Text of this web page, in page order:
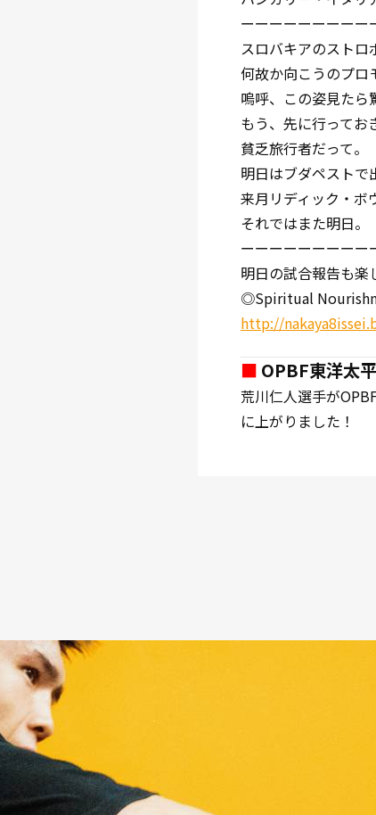
ーーーーーーーーー
スロバキアのストロ
何故か向こうのプロ
嗚呼、この姿見たら
もう、先に行ってお
貧乏旅行者だって。
明日はブダペストで
来月リディック・ボ
それではまた明日。
ーーーーーーーーー
明日の試合報告も楽
◎Spiritual
http://
■ OPBF東洋太
荒川仁人選手が
に上がりました！